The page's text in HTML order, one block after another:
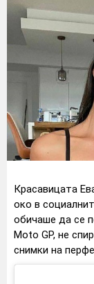
Красавицата
око в
обичаше да се
Moto GP, не
снимки на